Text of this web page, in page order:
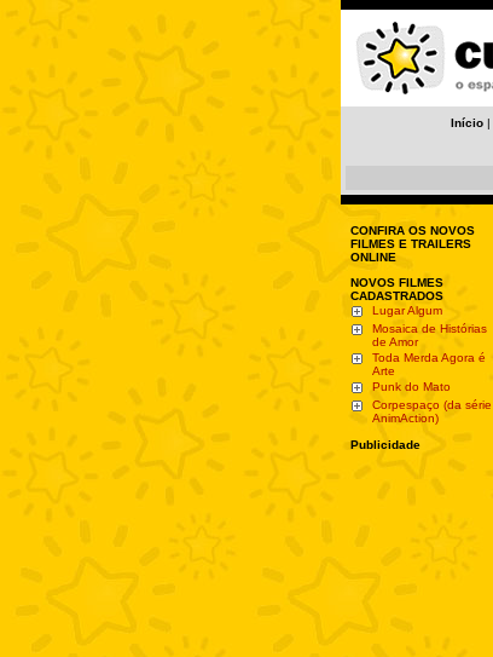
Início |
CONFIRA OS NOVOS
FILMES E TRAILERS
ONLINE
NOVOS FILMES
CADASTRADOS
Lugar Algum
Mosaica de Histórias
de Amor
Toda Merda Agora é
Arte
Punk do Mato
Corpespaço (da série
AnimAction)
Publicidade